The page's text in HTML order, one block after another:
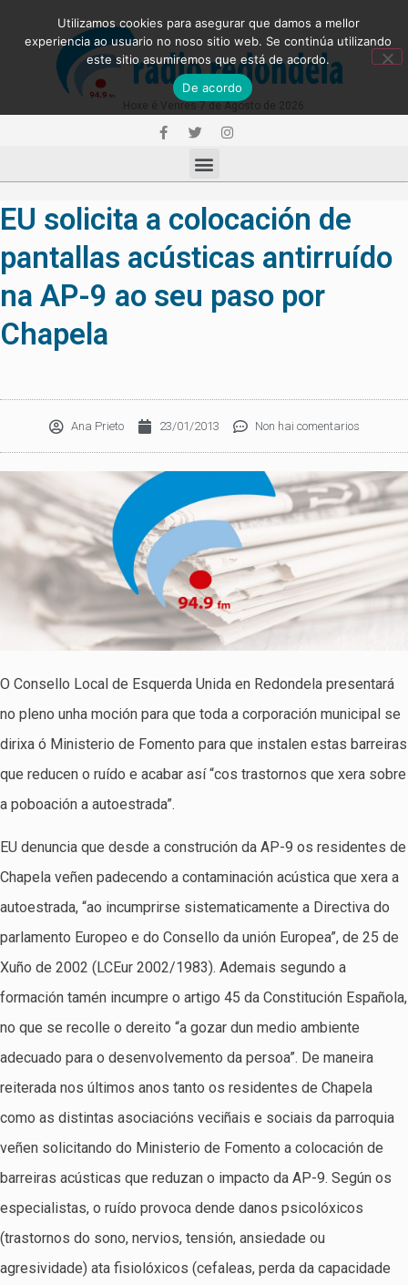
EU solicita a colocación de
pantallas acústicas antirruído
na AP-9 ao seu paso por
Chapela
Ana Prieto 23/01/2013 Non hai comentarios
O Consello Local de Esquerda Unida en Redondela presentará
no pleno unha moción para que toda a corporación municipal se
dirixa ó Ministerio de Fomento para que instalen estas barreiras
que reducen o ruído e acabar así “cos trastornos que xera sobre
a poboación a autoestrada”.
EU denuncia que desde a construción da AP-9 os residentes de
Chapela veñen padecendo a contaminación acústica que xera a
autoestrada, “ao incumprirse sistematicamente a Directiva do
parlamento Europeo e do Consello da unión Europea”, de 25 de
Xuño de 2002 (LCEur 2002/1983). Ademais segundo a
formación tamén incumpre o artigo 45 da Constitución Española,
no que se recolle o dereito “a gozar dun medio ambiente
adecuado para o desenvolvemento da persoa”. De maneira
reiterada nos últimos anos tanto os residentes de Chapela
como as distintas asociacións veciñais e sociais da parroquia
veñen solicitando do Ministerio de Fomento a colocación de
barreiras acústicas que reduzan o impacto da AP-9. Según os
especialistas, o ruído provoca dende danos psicolóxicos
(trastornos do sono, nervios, tensión, ansiedade ou
agresividade) ata fisiolóxicos (cefaleas, perda da capacidade
Utilizamos cookies para asegurar que damos a mellor
experiencia ao usuario no noso sitio web. Se continúa utilizando
este sitio asumiremos que está de acordo.
De acordo